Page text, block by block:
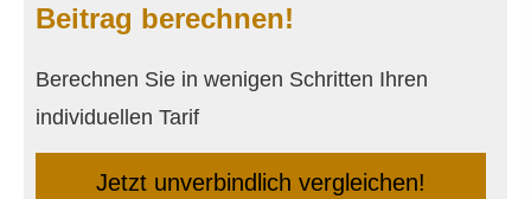
Beitrag berechnen!
Berechnen Sie in wenigen Schritten Ihren
individuellen Tarif
Jetzt unverbindlich ver­gleichen!